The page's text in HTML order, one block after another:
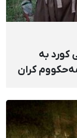
کورد بە
کران